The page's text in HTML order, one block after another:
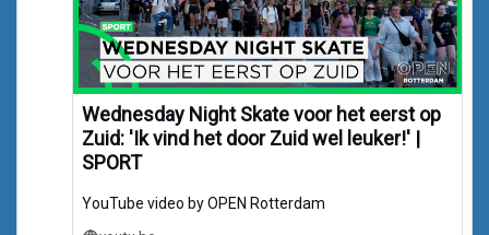
Wednesday Night Skate voor het eerst op
Zuid: 'Ik vind het door Zuid wel leuker!' |
SPORT
YouTube video by OPEN Rotterdam